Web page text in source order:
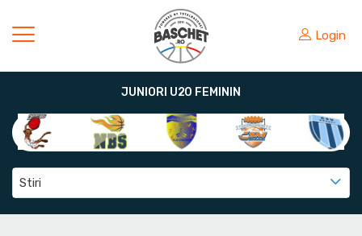
Login
JUNIORI U20 FEMININ
Stiri